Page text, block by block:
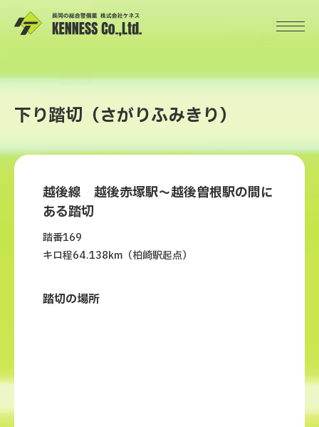
下り踏切（さがりふみきり）
越後線 越後赤塚駅～越後曽根駅の間に
ある踏切
踏番169
キロ程64.138km（柏崎駅起点）
踏切の場所